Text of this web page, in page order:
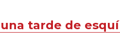
tarde de